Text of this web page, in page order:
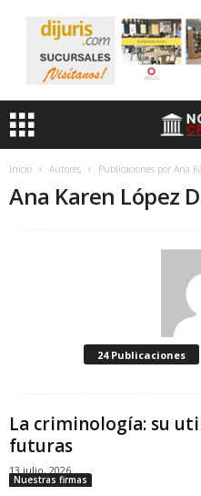
Inicio Autores Publicaciones por Ana
Ana Karen López
24 Publicaciones
La criminología: su
futuras
13 julio, 2026
Nuestras firmas